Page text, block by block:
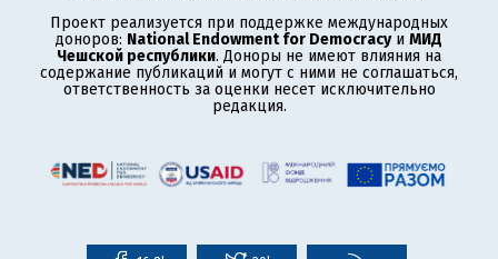
Проект реализуется при поддержке международных
доноров: National Endowment for Democracyи МИД
Чешской республики. Доноры не имеют влияния на
содержание публикаций и могут с ними не соглашаться,
ответственность за оценки несет исключительно
редакция.